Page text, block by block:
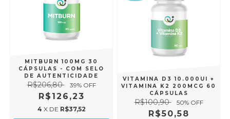
MITBURN 100MG 30
CÁPSULAS - COM SELO
DE AUTENTICIDADE
R$206,80 39% OFF
R$126,23
4 X DE R$37,52
VITAMINA D3 10.000UI +
VITAMINA K2 200MCG 60
CÁPSULAS
R$100,90 50% OFF
R$50,58